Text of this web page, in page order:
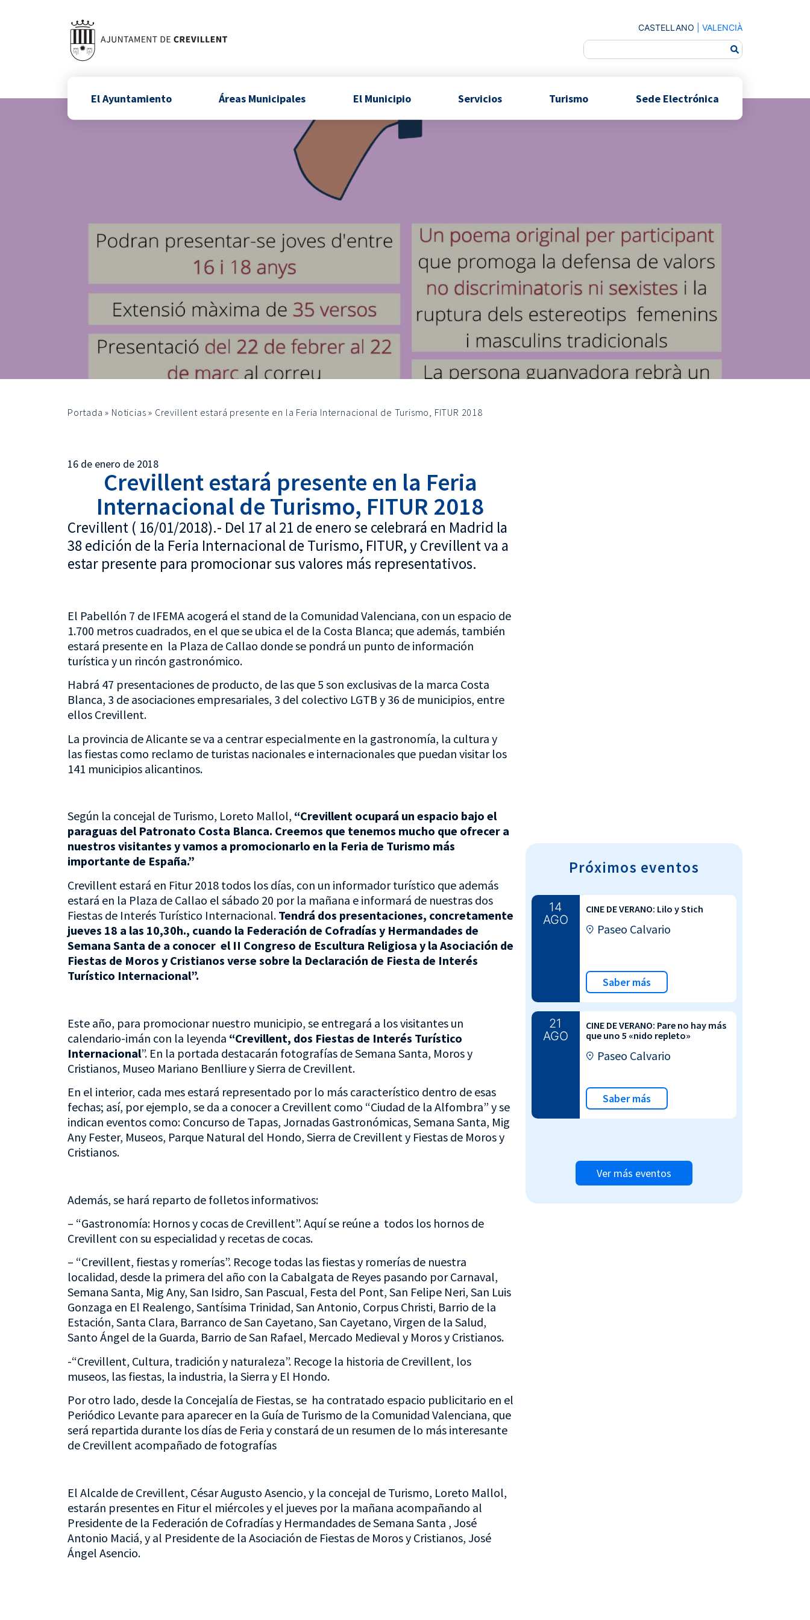
CASTELLANO VALENCIÀ
El Ayuntamiento Áreas Municipales El Municipio Servicios Turismo Sede Electrónica
Portada » Noticias » Crevillent estará presente en la Feria Internacional de Turismo, FITUR 2018
16 de enero de 2018
Crevillent estará presente en la Feria
Internacional de Turismo, FITUR 2018
Crevillent ( 16/01/2018).- Del 17 al 21 de enero se celebrará en Madrid la
38 edición de la Feria Internacional de Turismo, FITUR, y Crevillent va a
estar presente para promocionar sus valores más representativos.
El Pabellón 7 de IFEMA acogerá el stand de la Comunidad Valenciana, con un espacio de
1.700 metros cuadrados, en el que se ubica el de la Costa Blanca; que además, también
estará presente en la Plaza de Callao donde se pondrá un punto de información
turística y un rincón gastronómico.
Habrá 47 presentaciones de producto, de las que 5 son exclusivas de la marca Costa
Blanca, 3 de asociaciones empresariales, 3 del colectivo LGTB y 36 de municipios, entre
ellos Crevillent.
La provincia de Alicante se va a centrar especialmente en la gastronomía, la cultura y
las fiestas como reclamo de turistas nacionales e internacionales que puedan visitar los
141 municipios alicantinos.
Según la concejal de Turismo, Loreto Mallol, “Crevillent ocupará un espacio bajo el
paraguas del Patronato Costa Blanca. Creemos que tenemos mucho que ofrecer a
nuestros visitantes y vamos a promocionarlo en la Feria de Turismo más
importante de España.”
Crevillent estará en Fitur 2018 todos los días, con un informador turístico que además
estará en la Plaza de Callao el sábado 20 por la mañana e informará de nuestras dos
Fiestas de Interés Turístico Internacional. Tendrá dos presentaciones, concretamente
jueves 18 a las 10,30h., cuando la Federación de Cofradías y Hermandades de
Semana Santa de a conocer el II Congreso de Escultura Religiosa y la Asociación de
Fiestas de Moros y Cristianos verse sobre la Declaración de Fiesta de Interés
Turístico Internacional”.
Este año, para promocionar nuestro municipio, se entregará a los visitantes un
calendario-imán con la leyenda “Crevillent, dos Fiestas de Interés Turístico
Internacional”. En la portada destacarán fotografías de Semana Santa, Moros y
Cristianos, Museo Mariano Benlliure y Sierra de Crevillent.
En el interior, cada mes estará representado por lo más característico dentro de esas
fechas; así, por ejemplo, se da a conocer a Crevillent como “Ciudad de la Alfombra” y se
indican eventos como: Concurso de Tapas, Jornadas Gastronómicas, Semana Santa, Mig
Any Fester, Museos, Parque Natural del Hondo, Sierra de Crevillent y Fiestas de Moros y
Cristianos.
Además, se hará reparto de folletos informativos:
– “Gastronomía: Hornos y cocas de Crevillent”. Aquí se reúne a todos los hornos de
Crevillent con su especialidad y recetas de cocas.
– “Crevillent, fiestas y romerías”. Recoge todas las fiestas y romerías de nuestra
localidad, desde la primera del año con la Cabalgata de Reyes pasando por Carnaval,
Semana Santa, Mig Any, San Isidro, San Pascual, Festa del Pont, San Felipe Neri, San Luis
Gonzaga en El Realengo, Santísima Trinidad, San Antonio, Corpus Christi, Barrio de la
Estación, Santa Clara, Barranco de San Cayetano, San Cayetano, Virgen de la Salud,
Santo Ángel de la Guarda, Barrio de San Rafael, Mercado Medieval y Moros y Cristianos.
-“Crevillent, Cultura, tradición y naturaleza”. Recoge la historia de Crevillent, los
museos, las fiestas, la industria, la Sierra y El Hondo.
Por otro lado, desde la Concejalía de Fiestas, se ha contratado espacio publicitario en el
Periódico Levante para aparecer en la Guía de Turismo de la Comunidad Valenciana, que
será repartida durante los días de Feria y constará de un resumen de lo más interesante
de Crevillent acompañado de fotografías
El Alcalde de Crevillent, César Augusto Asencio, y la concejal de Turismo, Loreto Mallol,
estarán presentes en Fitur el miércoles y el jueves por la mañana acompañando al
Presidente de la Federación de Cofradías y Hermandades de Semana Santa , José
Antonio Maciá, y al Presidente de la Asociación de Fiestas de Moros y Cristianos, José
Ángel Asencio.
Próximos eventos
14
AGO
CINE DE VERANO: Lilo y Stich
Paseo Calvario
Saber más
21
AGO
CINE DE VERANO: Pare no hay más
que uno 5 «nido repleto»
Paseo Calvario
Saber más
Ver más eventos